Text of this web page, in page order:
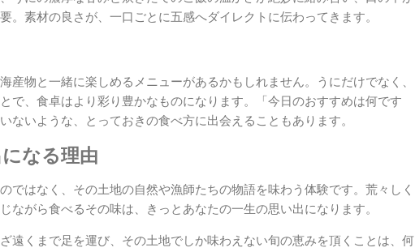
。素材の良さが、一口ごとに五感へダイレクトに伝わってきます。
産物と一緒に楽しめるメニューがあるかもしれません。うにだけでなく、
で、食卓はより彩り豊かなものになります。「今日のおすすめは何です
ないような、とっておきの食べ方に出会えることもあります。
なる理由
ではなく、その土地の自然や漁師たちの物語を味わう体験です。荒々しく
ながら食べるその味は、きっとあなたの一生の思い出になります。
遠くまで足を運び、その土地でしか味わえない旬の恵みを頂くことは、何